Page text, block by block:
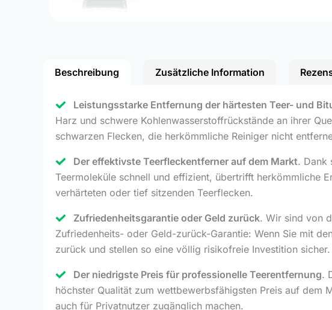
Beschreibung Zusätzliche Information
Leistungsstarke Entfernung der härtesten Teer- und
Harz und schwere Kohlenwasserstoffrückstände an ihrer
schwarzen Flecken, die herkömmliche Reiniger nicht
Der effektivste Teerfleckentferner auf dem Markt. Dank
Teermoleküle schnell und effizient, übertrifft herkömmliche
verhärteten oder tief sitzenden Teerflecken.
Zufriedenheitsgarantie oder Geld zurück. Wir sind von
Zufriedenheits- oder Geld-zurück-Garantie: Wenn Sie mit
zurück und stellen so eine völlig risikofreie Investition sicher.
Der niedrigste Preis für professionelle Teerentfernung.
höchster Qualität zum wettbewerbsfähigsten Preis auf dem
auch für Privatnutzer zugänglich machen.